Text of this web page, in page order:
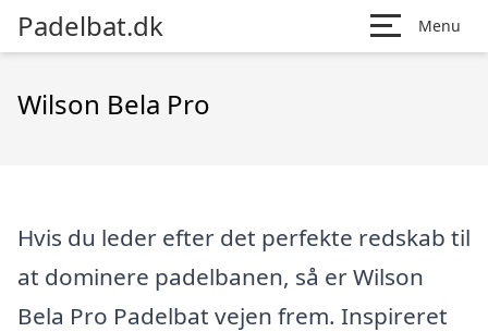
Padelbat.dk Menu
Wilson Bela Pro
Hvis du leder efter det perfekte redskab til
at dominere padelbanen, så er Wilson
Bela Pro Padelbat vejen frem. Inspireret